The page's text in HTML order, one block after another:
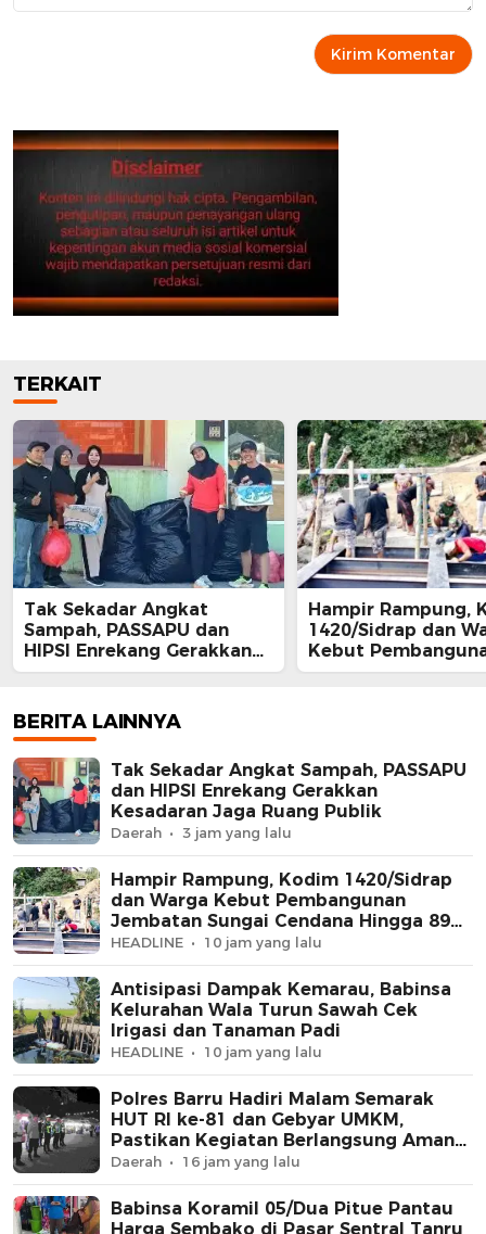
TERKAIT
Tak Sekadar Angkat
Sampah, PASSAPU dan
HIPSI Enrekang Gerakkan
Kesadaran Jaga Ruang
Hampir Rampung,
1420/Sidrap dan
Kebut
Jembatan Sungai
BERITA LAINNYA
Tak Sekadar Angkat Sampah, PASSAPU
dan HIPSI Enrekang Gerakkan
Kesadaran Jaga Ruang Publik
Daerah 3 jam yang lalu
Hampir Rampung, Kodim 1420/Sidrap
dan Warga Kebut Pembangunan
Jembatan Sungai Cendana Hingga 89
Persen
HEADLINE 10 jam yang lalu
Antisipasi Dampak Kemarau, Babinsa
Kelurahan Wala Turun Sawah Cek
Irigasi dan Tanaman Padi
HEADLINE 10 jam yang lalu
Polres Barru Hadiri Malam Semarak
HUT RI ke-81 dan Gebyar UMKM,
Pastikan Kegiatan Berlangsung Aman
dan Kondusif
Daerah 16 jam yang lalu
Babinsa Koramil 05/Dua Pitue Pantau
Harga Sembako di Pasar Sentral Tanru